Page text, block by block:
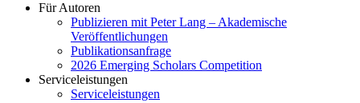
Für Autoren
Publizieren mit Peter Lang – Akademische
Veröffentlichungen
Publikationsanfrage
2026 Emerging Scholars Competition
Serviceleistungen
Serviceleistungen